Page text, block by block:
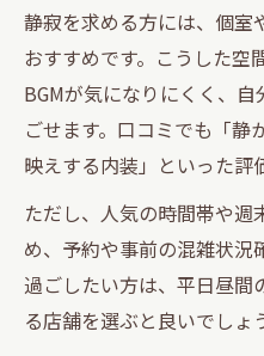
静寂を求める方には、個室
おすすめです。こうした空
BGMが気になりにくく、
ごせます。口コミでも「静
映えする内装」といった評
ただし、人気の時間帯や
め、予約や事前の混雑状況
過ごしたい方は、平日昼間
る店舗を選ぶと良いでしょ